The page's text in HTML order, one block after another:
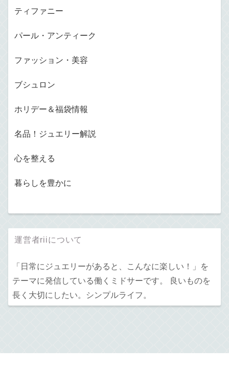
ティファニー
パール・アンティーク
ファッション・美容
ブシュロン
ホリデー＆福袋情報
名品！ジュエリー解説
心を整える
暮らしを豊かに
運営者riiについて
「日常にジュエリーがあると、こんなに楽しい！」を
テーマに発信している働くミドサーです。 良いものを
長く大切にしたい。シンプルライフ。